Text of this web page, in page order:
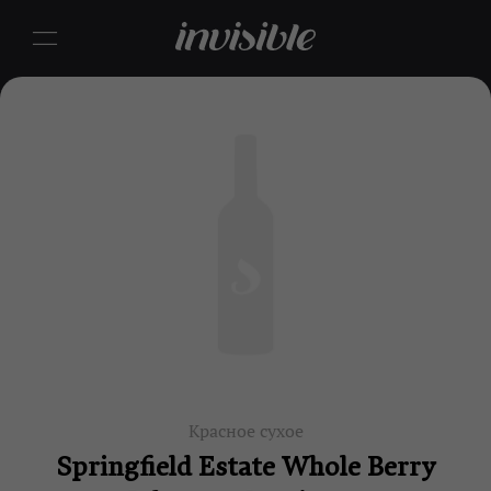
Красное сухое
Springfield Estate Whole Berry